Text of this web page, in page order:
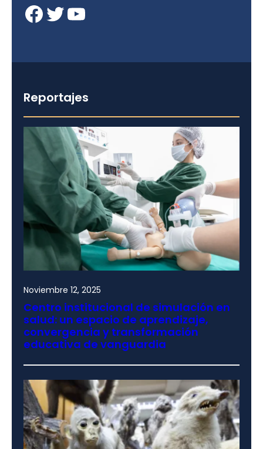
Facebook Twitter YouTube
Reportajes
Noviembre 12, 2025
Centro institucional de simulación en
salud: un espacio de aprendizaje,
convergencia y transformación
educativa de vanguardia